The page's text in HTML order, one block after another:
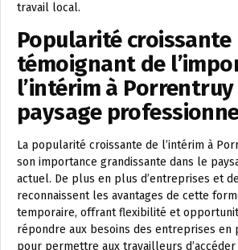
travail local.
Popularité croissante
témoignant de
l’intérim à
paysage
La popularité croissante de l’intérim à
son importance grandissante dans le
actuel. De plus en plus d’entreprises et
reconnaissent les avantages de cette
temporaire, offrant flexibilité et
répondre aux besoins des entreprises
pour permettre aux travailleurs d’accéder